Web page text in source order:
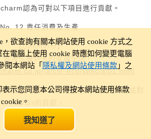
認為可對以下項目進行貢獻。
No. 12 責任消費及生產
【Unicharm】
實現人寵共生的幸福生活，
ja/csr-eco/special01.html
服務， 解決環境問題及社會課題，達成對
SDGs的貢獻。
，欲查詢有關本網站使用 cookie 方式之
電腦上使用 cookie 時應如何變更電腦
閱本網站「 隱私權及網站使用條款 」之
示您同意本公司得按本網站使用條款
。
我知道了